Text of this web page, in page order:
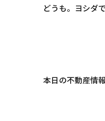
どうも。ヨシダで
本日の不動産情